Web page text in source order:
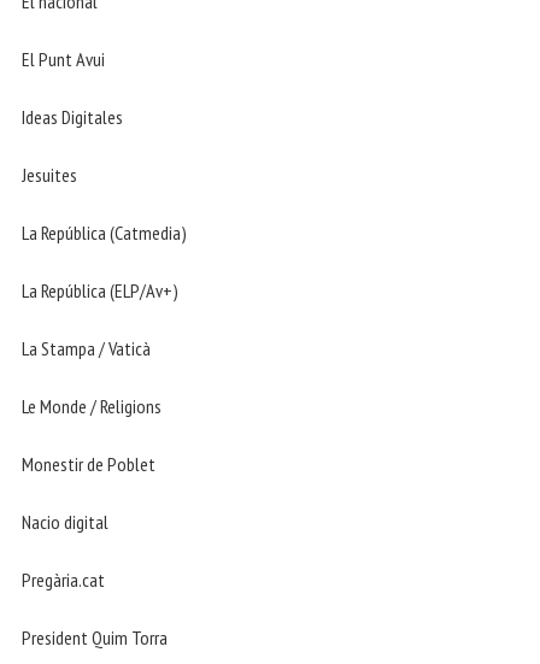
El Punt Avui
Ideas Digitales
Jesuites
La República (Catmedia)
La República (ELP/Av+)
La Stampa / Vaticà
Le Monde / Religions
Monestir de Poblet
Nacio digital
Pregària.cat
President Quim Torra